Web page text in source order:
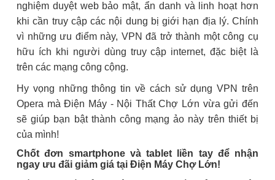
nghiệm duyệt web bảo mật, ẩn danh và linh hoạt hơn
khi cần truy cập các nội dung bị giới hạn địa lý. Chính
vì những ưu điểm này, VPN đã trở thành một công cụ
hữu ích khi người dùng truy cập internet, đặc biệt là
trên các mạng công cộng.
Hy vọng những thông tin về cách sử dụng VPN trên
Opera mà Điện Máy - Nội Thất Chợ Lớn vừa gửi đến
sẽ giúp bạn bật thành công mạng ảo này trên thiết bị
của mình!
Chốt đơn smartphone và tablet liền tay để nhận
ngay ưu đãi giảm giá tại Điện Máy Chợ Lớn!